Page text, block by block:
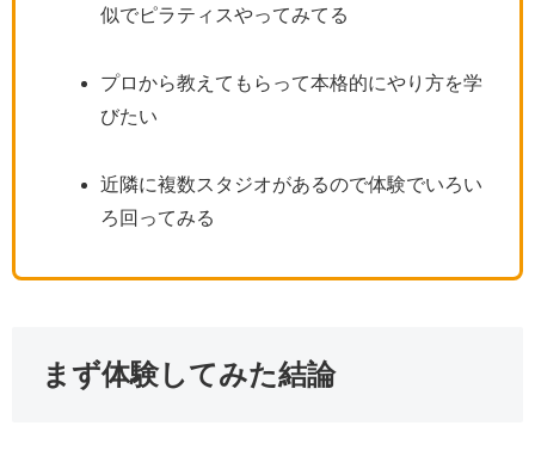
似でピラティスやってみてる
プロから教えてもらって本格的にやり方を学
びたい
近隣に複数スタジオがあるので体験でいろい
ろ回ってみる
まず体験してみた結論